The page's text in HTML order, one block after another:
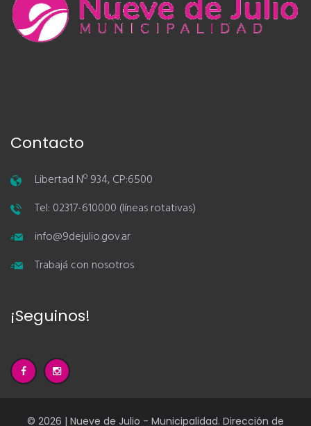
Contacto
Libertad Nº 934, CP:6500
Tel: 02317-610000 (líneas rotativas)
info@9dejulio.gov.ar
Trabajá con nosotros
¡Seguinos!
© 2026 | Nueve de Julio - Municipalidad. Dirección de